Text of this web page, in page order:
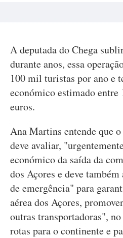
A deputada do Chega
durante anos, essa
100 mil turistas por ano e
económico estimado entre
euros.
Ana Martins entende que
deve avaliar,
económico da saída da
dos Açores e deve
de emergência" para
aérea dos Açores,
outras transportadoras",
rotas para o continente e